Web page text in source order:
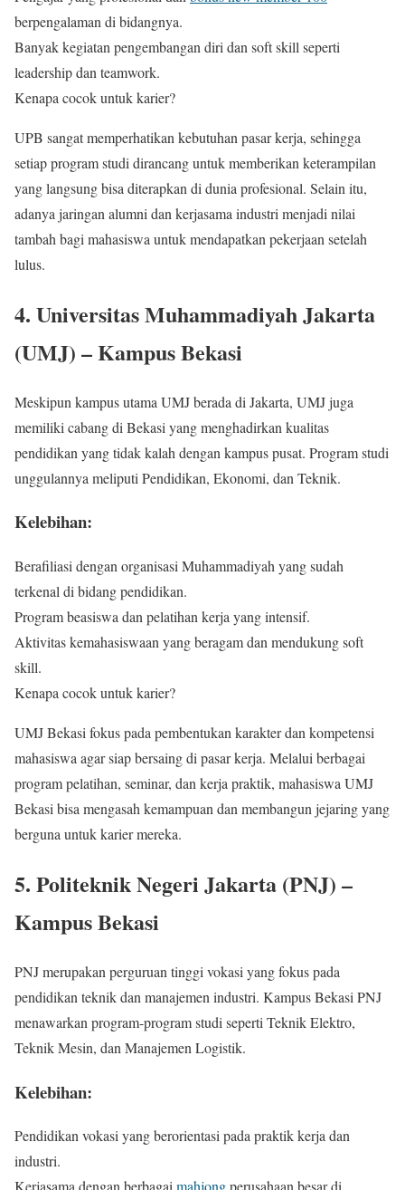
berpengalaman di bidangnya.
Banyak kegiatan pengembangan diri dan soft skill seperti
leadership dan teamwork.
Kenapa cocok untuk karier?
UPB sangat memperhatikan kebutuhan pasar kerja, sehingga
setiap program studi dirancang untuk memberikan keterampilan
yang langsung bisa diterapkan di dunia profesional. Selain itu,
adanya jaringan alumni dan kerjasama industri menjadi nilai
tambah bagi mahasiswa untuk mendapatkan pekerjaan setelah
lulus.
4. Universitas Muhammadiyah Jakarta
(UMJ) – Kampus Bekasi
Meskipun kampus utama UMJ berada di Jakarta, UMJ juga
memiliki cabang di Bekasi yang menghadirkan kualitas
pendidikan yang tidak kalah dengan kampus pusat. Program studi
unggulannya meliputi Pendidikan, Ekonomi, dan Teknik.
Kelebihan:
Berafiliasi dengan organisasi Muhammadiyah yang sudah
terkenal di bidang pendidikan.
Program beasiswa dan pelatihan kerja yang intensif.
Aktivitas kemahasiswaan yang beragam dan mendukung soft
skill.
Kenapa cocok untuk karier?
UMJ Bekasi fokus pada pembentukan karakter dan kompetensi
mahasiswa agar siap bersaing di pasar kerja. Melalui berbagai
program pelatihan, seminar, dan kerja praktik, mahasiswa UMJ
Bekasi bisa mengasah kemampuan dan membangun jejaring yang
berguna untuk karier mereka.
5. Politeknik Negeri Jakarta (PNJ) –
Kampus Bekasi
PNJ merupakan perguruan tinggi vokasi yang fokus pada
pendidikan teknik dan manajemen industri. Kampus Bekasi PNJ
menawarkan program-program studi seperti Teknik Elektro,
Teknik Mesin, dan Manajemen Logistik.
Kelebihan:
Pendidikan vokasi yang berorientasi pada praktik kerja dan
industri.
Kerjasama dengan berbagaimahjongperusahaan besar di